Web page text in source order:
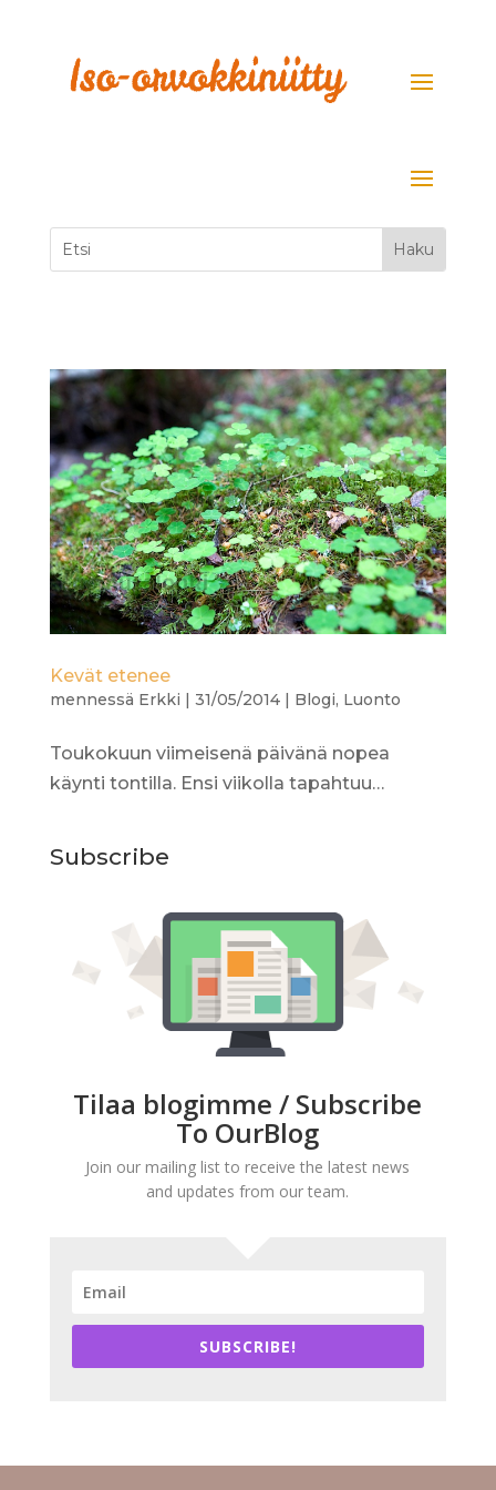
Kevät etenee
mennessä Erkki | 31/05/2014| Blogi, Luonto
Toukokuun viimeisenä päivänä nopea
käynti tontilla. Ensi viikolla tapahtuu…
Subscribe
Tilaa blogimme / Subscribe
To OurBlog
Join our mailing list to receive the latest news
and updates from our team.
SUBSCRIBE!